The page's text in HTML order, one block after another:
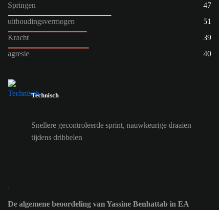
Springen
47
uithoudingsvermogen
51
Kracht
39
agresie
40
Technisch
Snellere gecontroleerde sprint, nauwkeurige draaien
tijdens dribbelen
De algemene beoordeling van Yassine Benhattab in EA